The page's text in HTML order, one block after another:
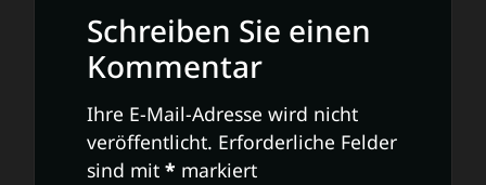
Schreiben Sie einen
Kommentar
Ihre E-Mail-Adresse wird nicht
veröffentlicht. Erforderliche Felder
sind mit * markiert